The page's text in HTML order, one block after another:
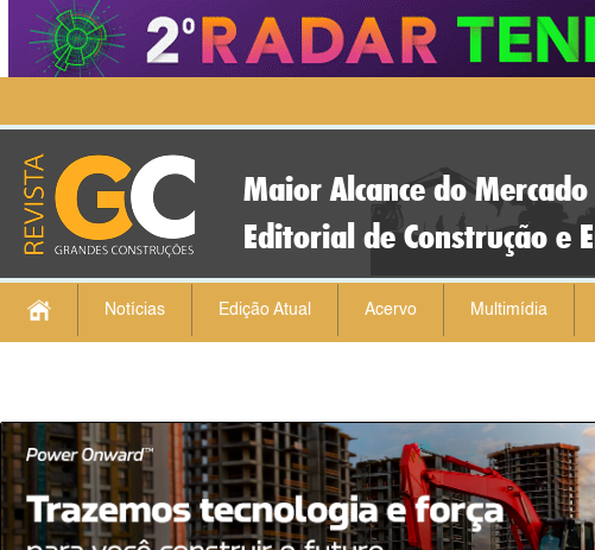
Maior Alcance do Mercado
Editorial de Construção e
Notícias Edição Atual Acervo Multimídia